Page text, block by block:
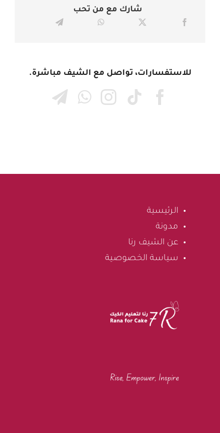
شارك مع من تحب
للاستفسارات، تواصل مع الشيف مباشرة.
الرئيسية
مدونة
عن الشيف رنا
سياسة الخصوصية